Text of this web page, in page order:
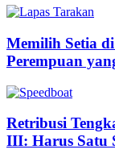
Memilih Setia
Perempuan
Retribusi
III: Harus Satu